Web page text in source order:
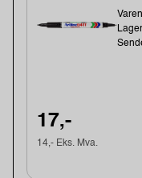
17,-
14,- Eks. Mva.